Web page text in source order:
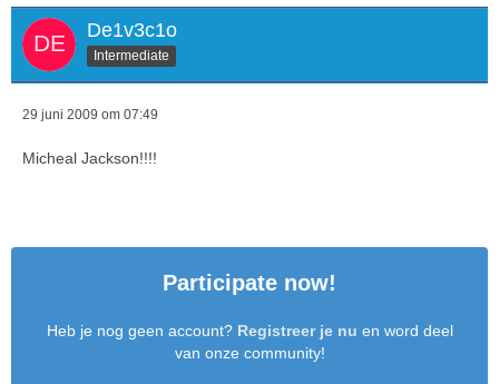
De1v3c1o
Intermediate
29 juni 2009 om 07:49
Micheal Jackson!!!!
Participate now!
Heb je nog geen account? Registreer je nu en word deel
van onze community!